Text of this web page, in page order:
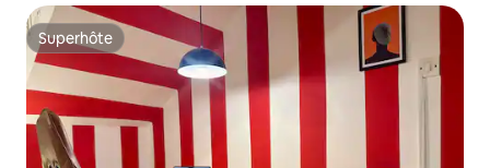
Superhôte
Superhôte